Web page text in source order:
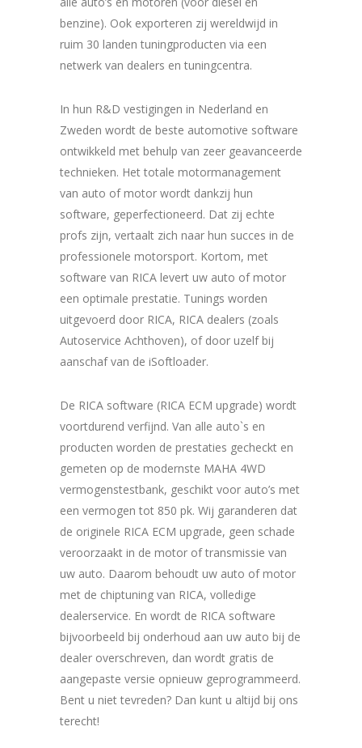
benzine). Ook exporteren zij wereldwijd in
ruim 30 landen tuningproducten via een
netwerk van dealers en tuningcentra.
In hun R&D vestigingen in Nederland en
Zweden wordt de beste automotive software
ontwikkeld met behulp van zeer geavanceerde
technieken. Het totale motormanagement
van auto of motor wordt dankzij hun
software, geperfectioneerd. Dat zij echte
profs zijn, vertaalt zich naar hun succes in de
professionele motorsport. Kortom, met
software van RICA levert uw auto of motor
een optimale prestatie. Tunings worden
uitgevoerd door RICA, RICA dealers (zoals
Autoservice Achthoven), of door uzelf bij
aanschaf van de iSoftloader.
De RICA software (RICA ECM upgrade) wordt
voortdurend verfijnd. Van alle auto`s en
producten worden de prestaties gecheckt en
gemeten op de modernste MAHA 4WD
vermogenstestbank, geschikt voor auto’s met
een vermogen tot 850 pk. Wij garanderen dat
de originele RICA ECM upgrade, geen schade
veroorzaakt in de motor of transmissie van
uw auto. Daarom behoudt uw auto of motor
met de chiptuning van RICA, volledige
dealerservice. En wordt de RICA software
bijvoorbeeld bij onderhoud aan uw auto bij de
dealer overschreven, dan wordt gratis de
aangepaste versie opnieuw geprogrammeerd.
Bent u niet tevreden? Dan kunt u altijd bij ons
terecht!